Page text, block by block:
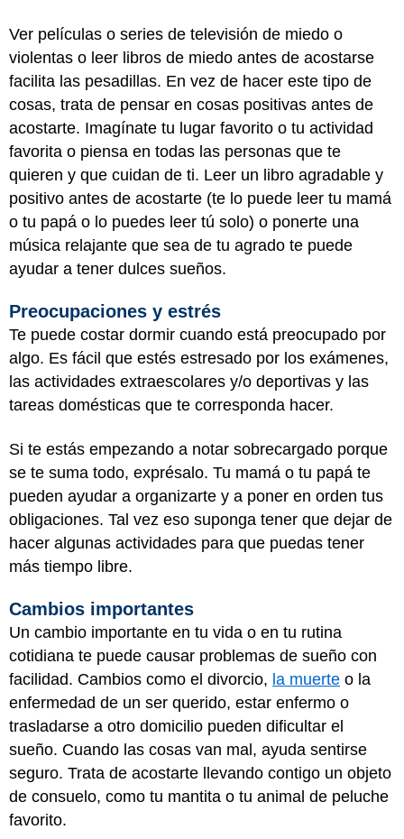
Ver películas o series de televisión de miedo o
violentas o leer libros de miedo antes de acostarse
facilita las pesadillas. En vez de hacer este tipo de
cosas, trata de pensar en cosas positivas antes de
acostarte. Imagínate tu lugar favorito o tu actividad
favorita o piensa en todas las personas que te
quieren y que cuidan de ti. Leer un libro agradable y
positivo antes de acostarte (te lo puede leer tu mamá
o tu papá o lo puedes leer tú solo) o ponerte una
música relajante que sea de tu agrado te puede
ayudar a tener dulces sueños.
Preocupaciones y estrés
Te puede costar dormir cuando está preocupado por
algo. Es fácil que estés estresado por los exámenes,
las actividades extraescolares y/o deportivas y las
tareas domésticas que te corresponda hacer.
Si te estás empezando a notar sobrecargado porque
se te suma todo, exprésalo. Tu mamá o tu papá te
pueden ayudar a organizarte y a poner en orden tus
obligaciones. Tal vez eso suponga tener que dejar de
hacer algunas actividades para que puedas tener
más tiempo libre.
Cambios importantes
Un cambio importante en tu vida o en tu rutina
cotidiana te puede causar problemas de sueño con
facilidad. Cambios como el divorcio, la muerte o la
enfermedad de un ser querido, estar enfermo o
trasladarse a otro domicilio pueden dificultar el
sueño. Cuando las cosas van mal, ayuda sentirse
seguro. Trata de acostarte llevando contigo un objeto
de consuelo, como tu mantita o tu animal de peluche
favorito.